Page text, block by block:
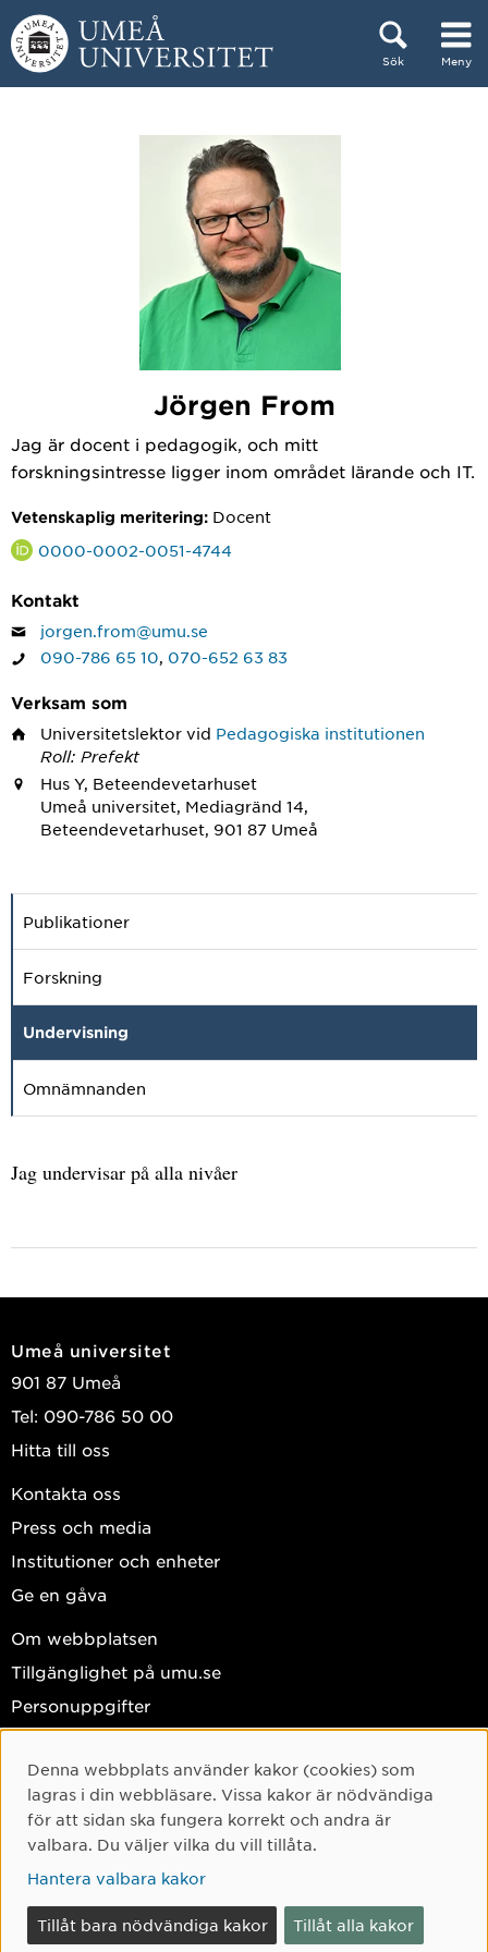
Hoppa direkt till innehållet
Sök Meny
Jörgen From
Jag är docent i pedagogik, och mitt
forskningsintresse ligger inom området lärande och IT.
Vetenskaplig meritering: Docent
0000-0002-0051-4744
Kontakt
jorgen.from@umu.se
090-786 65 10, 070-652 63 83
Verksam som
Universitetslektor vid Pedagogiska institutionen
Roll: Prefekt
Hus Y, Beteendevetarhuset
Umeå universitet, Mediagränd 14,
Beteendevetarhuset, 901 87 Umeå
Publikationer
Forskning
Undervisning
Omnämnanden
Jag undervisar på alla nivåer
Umeå universitet
901 87 Umeå
Tel: 090-786 50 00
Hitta till oss
Kontakta oss
Press och media
Institutioner och enheter
Ge en gåva
Om webbplatsen
Tillgänglighet på umu.se
Personuppgifter
Instagram
TikTok
Youtube
LinkedIn
Cookie-samtycke
Denna webbplats använder kakor (cookies) som
lagras i din webbläsare. Vissa kakor är nödvändiga
för att sidan ska fungera korrekt och andra är
valbara. Du väljer vilka du vill tillåta.
Hantera valbara kakor
Tillåt bara nödvändiga kakor Tillåt alla kakor